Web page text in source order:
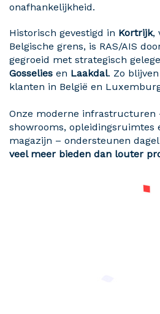
onafhankelijkheid.
Historisch gevestigd in Kortrijk,
Belgische grens, is RAS/AIS
gegroeid met strategisch
Gosselies en Laakdal. Zo
klanten in België en
Onze moderne infrastructuren
showrooms, opleidingsruimtes
magazijn – ondersteunen
veel meer bieden dan louter